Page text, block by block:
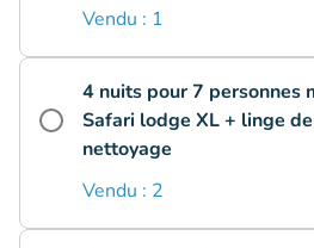
Vendu : 1
4 nuits pour 7 personnes
Safari lodge XL + linge
nettoyage
Vendu : 2